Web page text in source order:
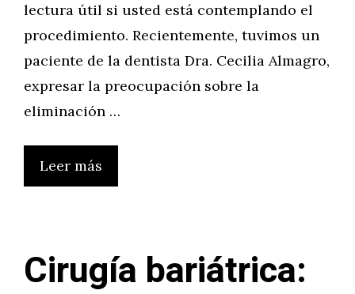
lectura útil si usted está contemplando el
procedimiento. Recientemente, tuvimos un
paciente de la dentista Dra. Cecilia Almagro,
expresar la preocupación sobre la
eliminación …
Leer más
Cirugía bariátrica: